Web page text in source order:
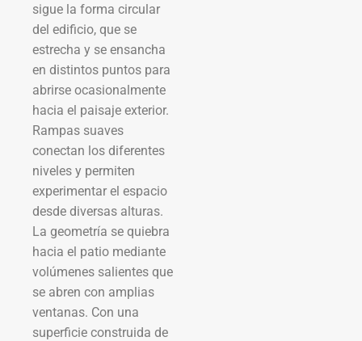
sigue la forma circular
del edificio, que se
estrecha y se ensancha
en distintos puntos para
abrirse ocasionalmente
hacia el paisaje exterior.
Rampas suaves
conectan los diferentes
niveles y permiten
experimentar el espacio
desde diversas alturas.
La geometría se quiebra
hacia el patio mediante
volúmenes salientes que
se abren con amplias
ventanas. Con una
superficie construida de